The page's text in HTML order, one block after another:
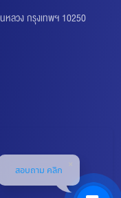
ลวง กรุงเทพฯ 10250
สอบถาม คลิก